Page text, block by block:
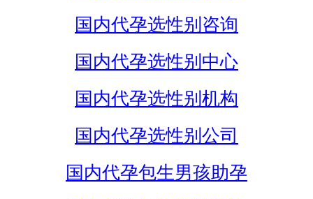
国内代孕选性别咨询
国内代孕选性别中心
国内代孕选性别机构
国内代孕选性别公司
国内代孕包生男孩助孕